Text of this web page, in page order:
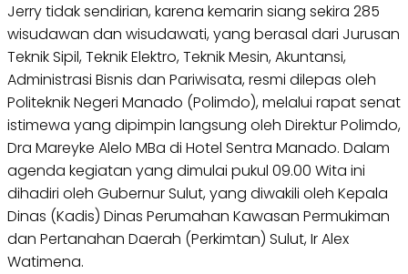
Jerry tidak sendirian, karena kemarin siang sekira 285
wisudawan dan wisudawati, yang berasal dari Jurusan
Teknik Sipil, Teknik Elektro, Teknik Mesin, Akuntansi,
Administrasi Bisnis dan Pariwisata, resmi dilepas oleh
Politeknik Negeri Manado (Polimdo), melalui rapat senat
istimewa yang dipimpin langsung oleh Direktur Polimdo,
Dra Mareyke Alelo MBa di Hotel Sentra Manado. Dalam
agenda kegiatan yang dimulai pukul 09.00 Wita ini
dihadiri oleh Gubernur Sulut, yang diwakili oleh Kepala
Dinas (Kadis) Dinas Perumahan Kawasan Permukiman
dan Pertanahan Daerah (Perkimtan) Sulut, Ir Alex
Watimena.